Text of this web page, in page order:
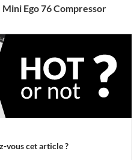
Ego 76 Compressor
vous cet article ?